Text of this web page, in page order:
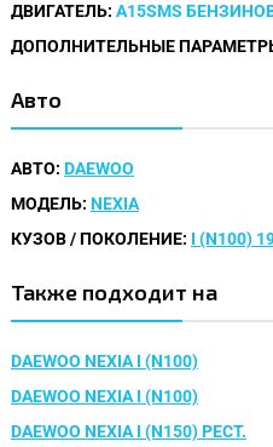
ДВИГАТЕЛЬ: A15SMS
ДОПОЛНИТЕЛЬНЫЕ
Авто
АВТО: DAEWOO
МОДЕЛЬ: NEXIA
КУЗОВ / ПОКОЛЕНИЕ: I (N100)
Также подходит на
DAEWOO NEXIA I (N100)
DAEWOO NEXIA I (N100)
DAEWOO NEXIA I (N150) РЕСТ.